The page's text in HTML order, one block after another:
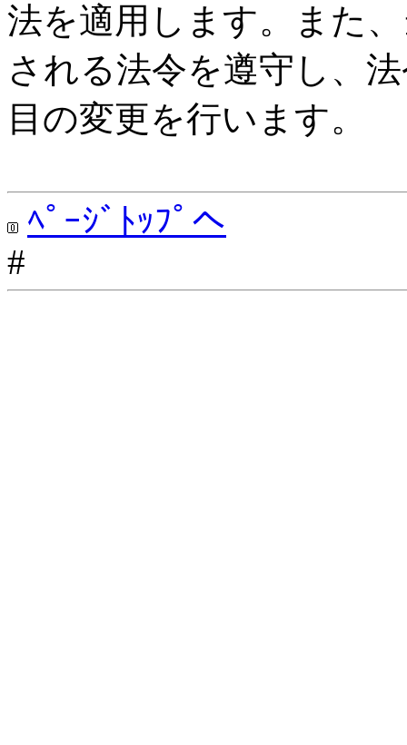
法を適用します。また
される法令を遵守し、
目の変更を行います。
ﾍﾟｰｼﾞﾄｯﾌﾟへ
#